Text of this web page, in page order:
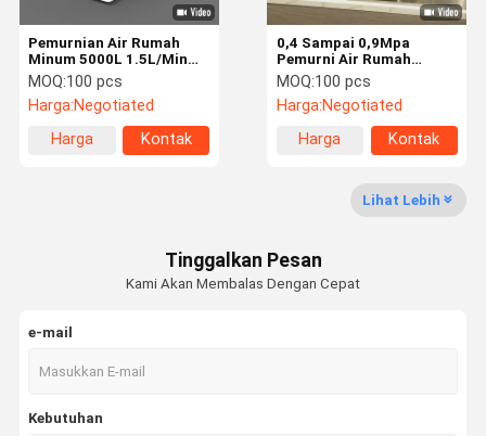
Rumah Produk
Tentang
Kami
Tur Pabrik
Kontrol
Hubungi
Kasus-Kasus
seluruh rumah descaler air
Sistem Pelembut Air
Pra Filter Air
0,4 Sampai 0,9Mpa
Pemurni Air Rumah
Sistem Penyaringan Air
Rumah Ro 600GPD
MOQ:100 pcs
Harga:Negotiated
Harga
Kontak
Pemurnian Air Rumah
Minum 5000L 1.5L/Min
Pemurni Air Ro Untuk
Rumah
MOQ:100 pcs
Harga:Negotiated
Harga
Kontak
Lihat Lebih
Tinggalkan Pesan
Kami Akan Membalas Dengan Cepat
e-mail
Kebutuhan